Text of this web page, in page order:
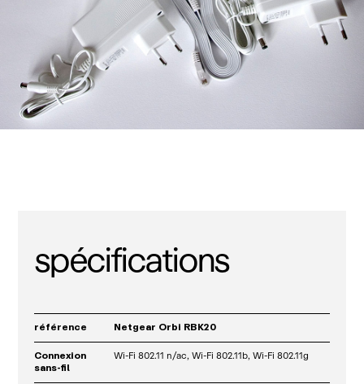
spécifications
référence
Netgear Orbi RBK20
Connexion
sans-fil
Wi-Fi 802.11 n/ac, Wi-Fi 802.11b, Wi-Fi 802.11g